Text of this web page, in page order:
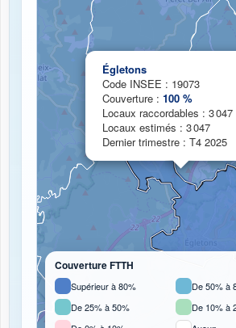
Chargement de la carte de
Égletons
Code INSEE : 19073
Couverture : 100 %
Locaux raccordables : 3 047
Locaux estimés : 3 047
Dernier trimestre : T4 2025
Couverture FTTH
Supérieur à 80%
De 50% à
De 25% à 50%
De 10% à